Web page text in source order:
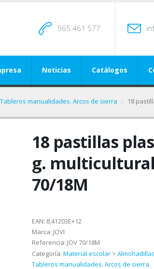
965 461 577
Noticias Catálogos
manualidades. Arcos de sierra 18
18 pastillas
g.
70/18M
EAN: 8,41203E+12
Marca: JOVI
Referencia: JOV 70/18M
Categoría: Material escolar>
Tableros manualidades. Arcos de sierra